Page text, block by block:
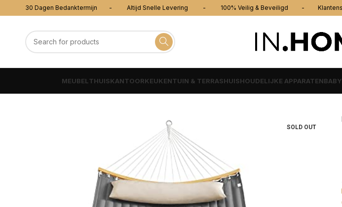
30 Dagen Bedanktermijn - Altijd Snelle Levering - 100% Veilig & Beveiligd -
MEUBEL THUISKANTOORKEUKENTUIN & TERRASHUISHOUDELIJKE APPARATEN
SOLD OUT